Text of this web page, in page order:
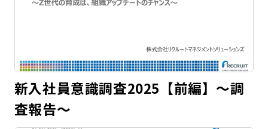
新入社員意識調査2025【前編】～調
査報告～